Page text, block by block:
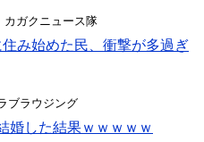
カガクニュース隊
住み始めた民、衝撃が多過ぎ
ブラウジング
婚した結果ｗｗｗｗｗ